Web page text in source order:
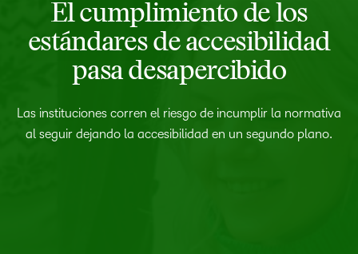
El cumplimiento de los
estándares de accesibilidad
pasa desapercibido
Las instituciones corren el riesgo de incumplir la normativa
al seguir dejando la accesibilidad en un segundo plano.